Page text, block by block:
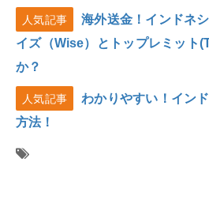
人気記事
海外送金！インドネ
イズ（Wise）とトップレミット
か？
人気記事
わかりやすい！イン
方法！